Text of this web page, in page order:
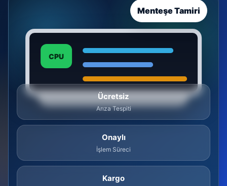
CPU
Menteşe Tamiri
Ücretsiz
Arıza Tespiti
Onaylı
İşlem Süreci
Kargo